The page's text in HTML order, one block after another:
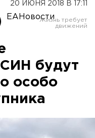
20 ИЮНЯ 2018 В 17:11
ЕАНовости
будут
особо